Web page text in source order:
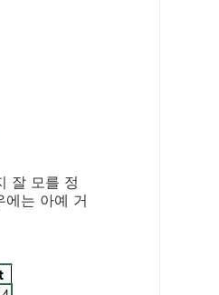
잘 모를 정
에는 아예 거